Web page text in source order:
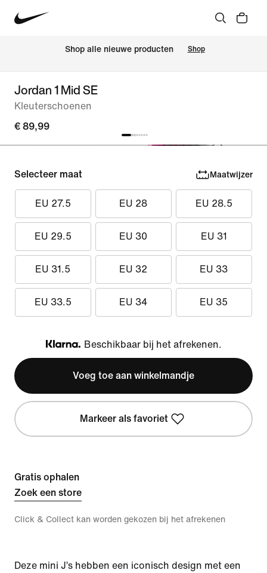
Shop alle nieuwe producten Shop
Jordan 1 Mid SE
Kleuterschoenen
€ 89,99
Selecteer maat Maatwijzer
EU 27.5 EU 28 EU 28.5
EU 29.5 EU 30 EU 31
EU 31.5 EU 32 EU 33
EU 33.5 EU 34 EU 35
Klarna
Beschikbaar bij het afrekenen.
Voeg toe aan winkelmandje
Markeer als favoriet
Gratis ophalen
Zoek een store
Click & Collect kan worden gekozen bij het afrekenen
Deze mini J’s hebben een iconisch design met een